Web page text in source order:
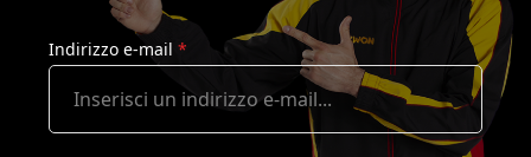
Indirizzo e-mail *